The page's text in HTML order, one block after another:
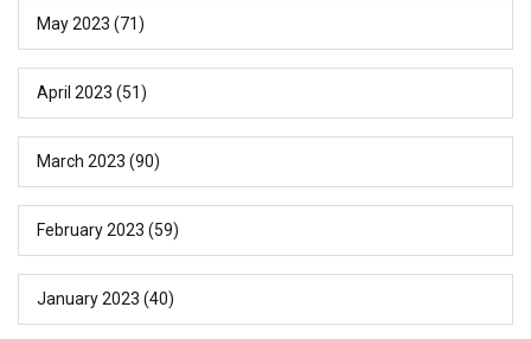
May 2023 (71)
April 2023 (51)
March 2023 (90)
February 2023 (59)
January 2023 (40)